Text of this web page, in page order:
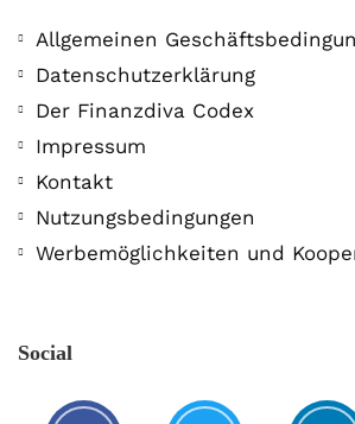
Allgemeinen
Datenschutzerklärung
Der Finanzdiva Codex
Impressum
Kontakt
Nutzungsbedingungen
Werbemöglichkeiten und
Social